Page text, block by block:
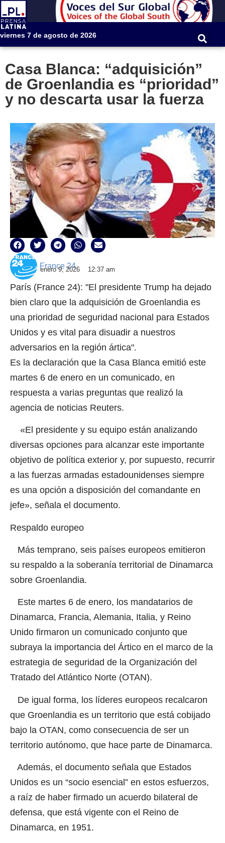
viernes 7 de agosto de 2026
Casa Blanca: “adquisición”
de Groenlandia es “prioridad”
y no descarta usar la fuerza
France 24
enero 9, 2026 12:37 am
París (France 24): "El presidente Trump ha dejado
bien claro que la adquisición de Groenlandia es
una prioridad de seguridad nacional para Estados
Unidos y es vital para disuadir a nuestros
adversarios en la región ártica".
Es la declaración que la Casa Blanca emitió este
martes 6 de enero en un comunicado, en
respuesta a varias preguntas que realizó la
agencia de noticias Reuters.
«El presidente y su equipo están analizando
diversas opciones para alcanzar este importante
objetivo de política exterior y, por supuesto, recurrir
a las fuerzas armadas estadounidenses siempre
es una opción a disposición del comandante en
jefe», señala el documento.
Respaldo europeo
Más temprano, seis países europeos emitieron
su respaldo a la soberanía territorial de Dinamarca
sobre Groenlandia.
Este martes 6 de enero, los mandatarios de
Dinamarca, Francia, Alemania, Italia, y Reino
Unido firmaron un comunicado conjunto que
subraya la importancia del Ártico en el marco de la
estrategia de seguridad de la Organización del
Tratado del Atlántico Norte (OTAN).
De igual forma, los líderes europeos recalcaron
que Groenlandia es un territorio que está cobijado
bajo la OTAN, como consecuencia de ser un
territorio autónomo, que hace parte de Dinamarca.
Además, el documento señala que Estados
Unidos es un “socio esencial” en estos esfuerzos,
a raíz de haber firmado un acuerdo bilateral de
defensa, que está vigente con el Reino de
Dinamarca, en 1951.